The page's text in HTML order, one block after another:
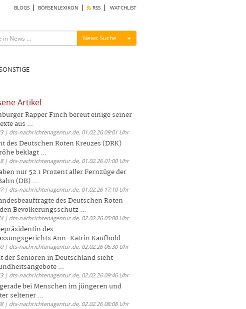
BLOGS BÖRSENLEXIKON RSS WATCHLIST
News Suche Menü ein-/ausblenden
Artikel
Rapper Finch bereut einige seiner
aus ...
| dts-nachrichtenagentur.de, 01.02.26 09:01 Uhr
des Deutschen Roten Kreuzes (DRK)
beklagt ...
| dts-nachrichtenagentur.de, 01.02.26 01:00 Uhr
nur 52 1 Prozent aller Fernzüge der
(DB) ...
| dts-nachrichtenagentur.de, 01.02.26 17:10 Uhr
des Deutschen Roten
Bevölkerungsschutz ...
| dts-nachrichtenagentur.de, 02.02.26 05:00 Uhr
des
Ann-Katrin Kaufhold ...
| dts-nachrichtenagentur.de, 02.02.26 06:30 Uhr
der Senioren in Deutschland sieht
...
| dts-nachrichtenagentur.de, 02.02.26 09:46 Uhr
bei Menschen im jüngeren und
seltener ...
| dts-nachrichtenagentur.de, 02.02.26 08:08 Uhr